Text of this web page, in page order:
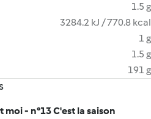
1.5 g
3284.2 kJ / 770.8 kcal
1 g
1.5 g
191 g
- n°13 C'est la saison